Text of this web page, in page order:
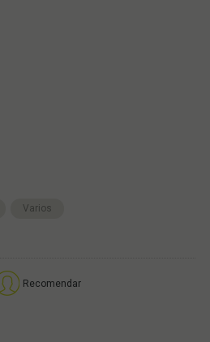
Varios
Recomendar